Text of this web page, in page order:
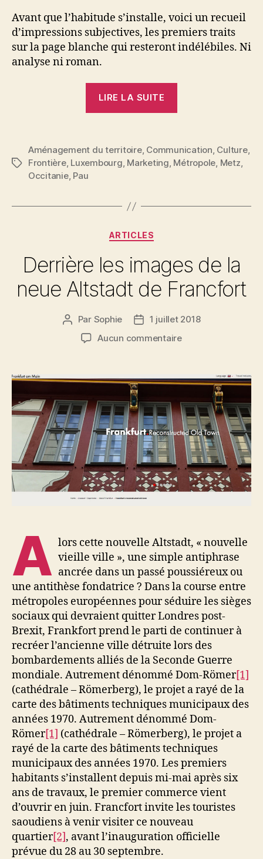
Avant que l’habitude s’installe, voici un recueil
d’impressions subjectives, les premiers traits
sur la page blanche qui resteront indélébiles. Ni
analyse ni roman.
LIRE LA SUITE
premières
impressions »
Étiquettes
Aménagement du territoire, Communication, Culture,
Frontière, Luxembourg, Marketing, Métropole, Metz,
Occitanie, Pau
Catégories
ARTICLES
Derrière les images de la
neue Altstadt de Francfort
Auteur
l’article
Par Sophie
Date1 juillet 2018
Aucun commentairesur
images
de
la
neue
Altstadt
de
Francfort
A lors cette nouvelle Altstadt, « nouvelle
vieille ville », une simple antiphrase
ancrée dans un passé poussiéreux ou
une antithèse fondatrice ? Dans la course entre
métropoles européennes pour séduire les sièges
sociaux qui devraient quitter Londres post-
Brexit, Frankfort prend le parti de continuer à
recréer l’ancienne ville détruite lors des
bombardements alliés de la Seconde Guerre
mondiale. Autrement dénommé Dom-Römer[1]
(cathédrale – Römerberg), le projet a rayé de la
carte des bâtiments techniques municipaux des
années 1970. Autrement dénommé Dom-
Römer[1] (cathédrale – Römerberg), le projet a
rayé de la carte des bâtiments techniques
municipaux des années 1970. Les premiers
habitants s’installent depuis mi-mai après six
ans de travaux, le premier commerce vient
d’ouvrir en juin. Francfort invite les touristes
saoudiens à venir visiter ce nouveau
quartier[2], avant l’inauguration officielle
prévue du 28 au 30 septembre.